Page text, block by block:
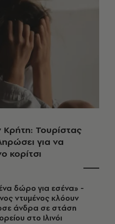
Κρήτη: Τουρίστας
για να
κορίτσι
δώρο για εσένα» -
ντυμένος κλόουν
άνδρα σε στάση
στο Ιλινόι